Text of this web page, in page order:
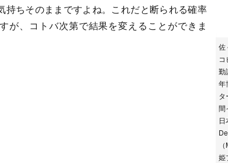
佐
勤
年
タ
間
姫
ちそのままですよね。これだと断られる確率
が、コトバ次第で結果を変えることができま